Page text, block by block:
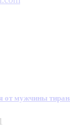
от мужчины